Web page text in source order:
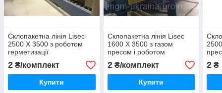
Склопакетна лінія Lisec
2500 X 3500 з роботом
герметизації
2 ₴/комплект
Купити
Склопакетна лінія Lisec
1600 X 3500 з газом
пресом і роботом
герметизації
2₴/комплект
Купити
2 ₴